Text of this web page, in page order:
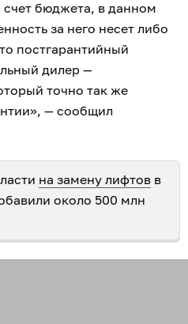
счет бюджета, в данном
за него несет либо
постгарантийный
дилер —
точно так же
— сообщил
на замену лифтов в
около 500 млн